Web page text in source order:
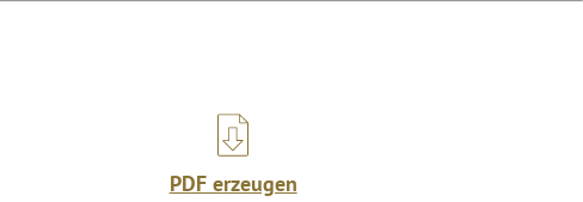
PDF erzeugen